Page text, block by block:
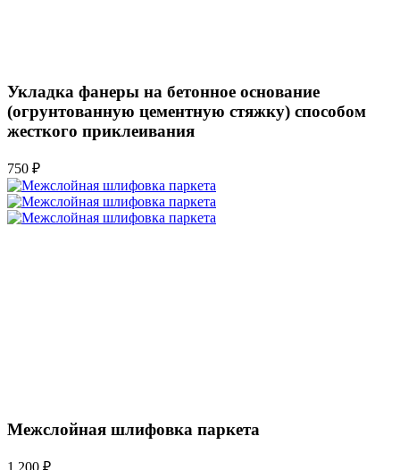
Укладка фанеры на бетонное основание
(огрунтованную цементную стяжку) способом
жесткого приклеивания
750 ₽
Межслойная шлифовка паркета
1 200 ₽